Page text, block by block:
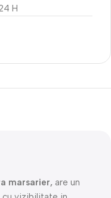
H
marsarier, are un